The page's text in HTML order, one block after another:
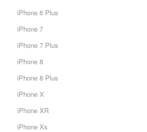
iPhone 6 Plus
iPhone 7
iPhone 7 Plus
iPhone 8
iPhone 8 Plus
iPhone X
iPhone XR
iPhone Xs